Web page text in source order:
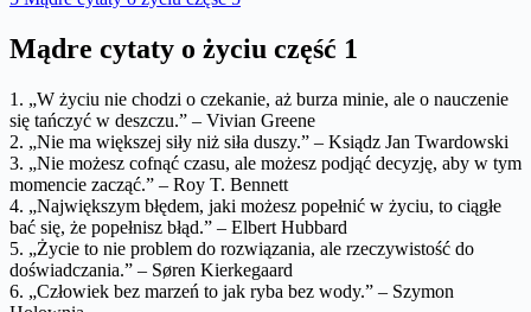
Mądre cytaty o życiu część 1
1. „W życiu nie chodzi o czekanie, aż burza minie, ale o nauczenie
się tańczyć w deszczu.” – Vivian Greene
2. „Nie ma większej siły niż siła duszy.” – Ksiądz Jan Twardowski
3. „Nie możesz cofnąć czasu, ale możesz podjąć decyzję, aby w tym
momencie zacząć.” – Roy T. Bennett
4. „Największym błędem, jaki możesz popełnić w życiu, to ciągłe
bać się, że popełnisz błąd.” – Elbert Hubbard
5. „Życie to nie problem do rozwiązania, ale rzeczywistość do
doświadczania.” – Søren Kierkegaard
6. „Człowiek bez marzeń to jak ryba bez wody.” – Szymon